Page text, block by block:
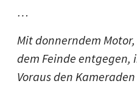
…
Mit donnerndem
dem Feinde entgegen,
Voraus den